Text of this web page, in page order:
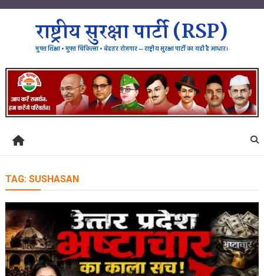
राष्ट्रीय सुरक्षा पार्टी (RSP)
मुफ्त शिक्षा • मुफ्त चिकित्सा • बेहतर रोजगार — राष्ट्रीय सुरक्षा पार्टी का यही है आधार।
TAG: SUSHASAN